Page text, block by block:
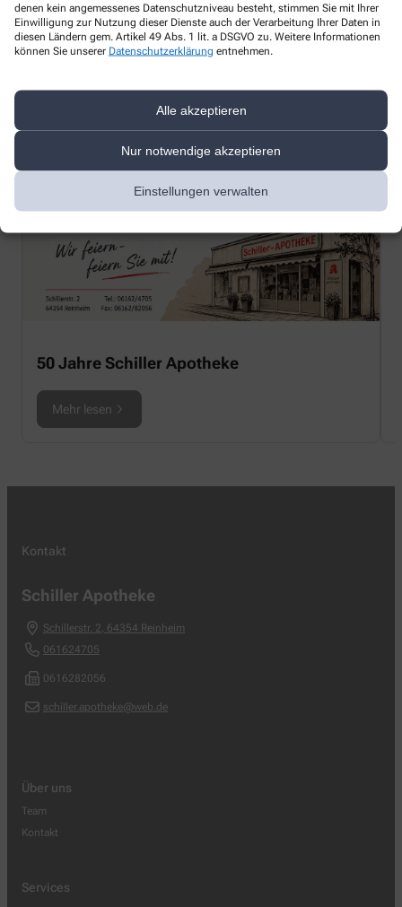
denen kein angemessenes Datenschutzniveau besteht, stimmen Sie mit Ihrer
Einwilligung zur Nutzung dieser Dienste auch der Verarbeitung Ihrer Daten in
diesen Ländern gem. Artikel 49 Abs. 1 lit. a DSGVO zu. Weitere Informationen
können Sie unserer Datenschutzerklärung entnehmen.
Alle akzeptieren
Nur notwendige akzeptieren
Einstellungen verwalten
50 Jahre Schiller Apotheke
Mehr lesen
Kontakt
Schiller Apotheke
Schillerstr. 2, 64354 Reinheim
061624705
0616282056
schiller.apotheke@web.de
Über uns
Team
Kontakt
Services